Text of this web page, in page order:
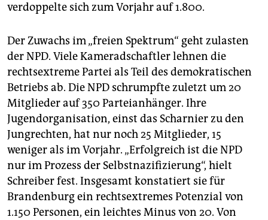
verdoppelte sich zum Vorjahr auf 1.800.
Der Zuwachs im „freien Spektrum“ geht zulasten
der NPD. Viele Kameradschaftler lehnen die
rechtsextreme Partei als Teil des demokratischen
Betriebs ab. Die NPD schrumpfte zuletzt um 20
Mitglieder auf 350 Parteianhänger. Ihre
Jugendorganisation, einst das Scharnier zu den
Jungrechten, hat nur noch 25 Mitglieder, 15
weniger als im Vorjahr. „Erfolgreich ist die NPD
nur im Prozess der Selbstnazifizierung“, hielt
Schreiber fest. Insgesamt konstatiert sie für
Brandenburg ein rechtsextremes Potenzial von
1.150 Personen, ein leichtes Minus von 20. Von